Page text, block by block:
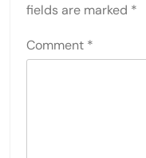
fields are marked *
Comment *